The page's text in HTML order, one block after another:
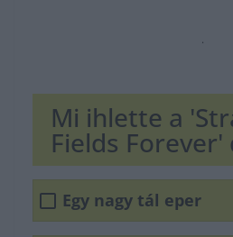
.
Mi ihlette a
Fields Forever'
Egy nagy tál eper